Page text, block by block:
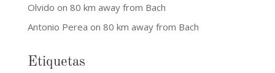
Olvido on 80 km away from Bach
Antonio Perea on 80 km away from Bach
Etiquetas